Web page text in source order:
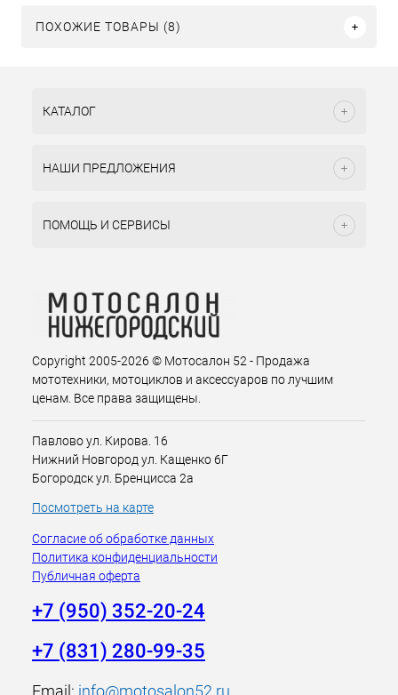
ПОХОЖИЕ ТОВАРЫ (8)
КАТАЛОГ
НАШИ ПРЕДЛОЖЕНИЯ
ПОМОЩЬ И СЕРВИСЫ
Copyright 2005-2026 © Мотосалон 52 - Продажа
мототехники, мотоциклов и аксессуаров по лучшим
ценам. Все права защищены.
Павлово ул. Кирова. 16
Нижний Новгород ул. Кащенко 6Г
Богородск ул. Бренцисса 2а
Посмотреть на карте
Согласие об обработке данных
Политика конфиденциальности
Публичная оферта
+7 (950) 352-20-24
+7 (831) 280-99-35
Email: info@motosalon52.ru